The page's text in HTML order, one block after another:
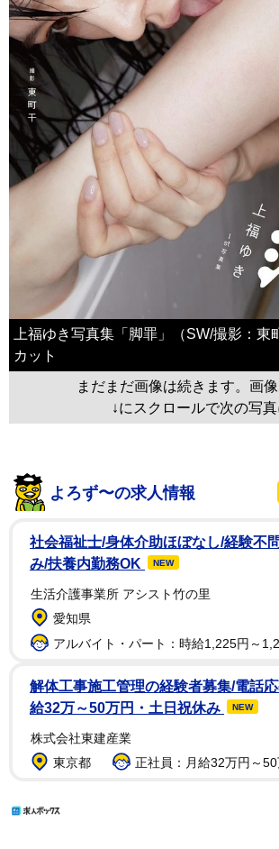
上福ゆき写真集「脚罪」（SW/撮影：
カット
まだまだ画像は続きます。画像
↓にスクロールで次の写真
よろず〜の求人情報
社会福祉士/身体介助ほぼなし/経験不
み/扶養内勤務OK
NEW
生活介護事業所 アシスト竹の里
愛知県
アルバイト・パート：時給1,225円～
解体工事施工管理の経験者募集/電話
給32万～50万円・土日祝休み
NEW
株式会社東建産業
東京都
正社員：月給32万円～50